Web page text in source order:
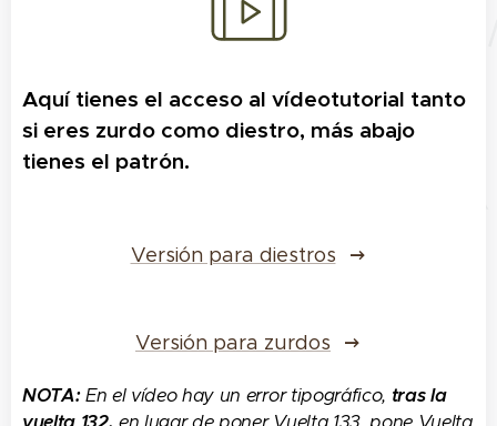
Aquí tienes el acceso al vídeotutorial tanto
si eres zurdo como diestro, más abajo
tienes el patrón.
Versión para diestros
Versión para zurdos
NOTA:En el vídeo hay un error tipográfico, tras la